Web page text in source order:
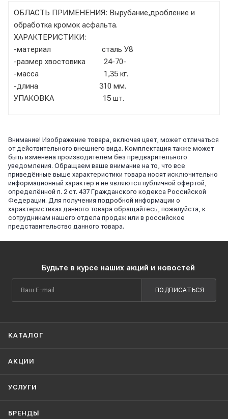
ОБЛАСТЬ ПРИМЕНЕНИЯ: Вырубание,дробление и
обработка кромок асфальта.
ХАРАКТЕРИСТИКИ:
-материал сталь У8
-размер хвостовика 24-70-
-масса 1,35 кг.
-длина 310 мм.
УПАКОВКА 15 шт.
Внимание! Изображение товара, включая цвет, может отличаться
от действительного внешнего вида. Комплектация также может
быть изменена производителем без предварительного
уведомления. Обращаем ваше внимание на то, что все
приведённые выше характеристики товара носят исключительно
информационный характер и не являются публичной офертой,
определённой п. 2 ст. 437 Гражданского кодекса Российской
Федерации. Для получения подробной информации о
характеристиках данного товара обращайтесь, пожалуйста, к
сотрудникам нашего отдела продаж или в российское
представительство данного товара.
Будьте в курсе наших акций и новостей
ПОДПИСАТЬСЯ
КАТАЛОГ
АКЦИИ
УСЛУГИ
БРЕНДЫ